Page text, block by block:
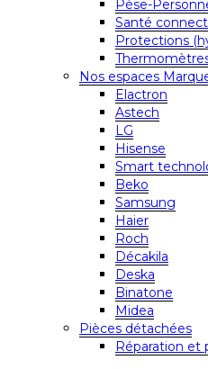
Pèse-
Santé
Protections
Nos espaces
Elactron
Astech
LG
Hisense
Smart
Beko
Samsung
Haier
Roch
Décakila
Deska
Binatone
Midea
Pièces détachées
Réparation et